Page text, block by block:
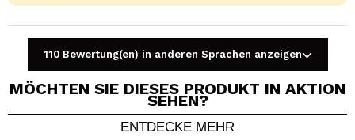
Ein Video oder Foto teilen
110 Bewertung(en) in anderen Sprachen anzeigen
MÖCHTEN SIE DIESES PRODUKT IN AKTION
SEHEN?
ENTDECKE MEHR